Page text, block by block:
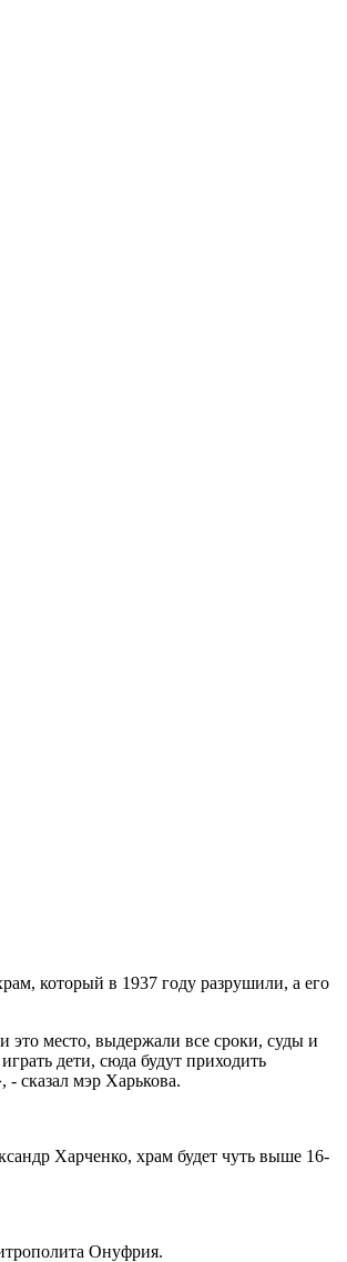
который в 1937 году разрушили, а его
это место, выдержали все сроки, суды и
дети, сюда будут приходить
сказал мэр Харькова.
Харченко, храм будет чуть выше 16-
Онуфрия.